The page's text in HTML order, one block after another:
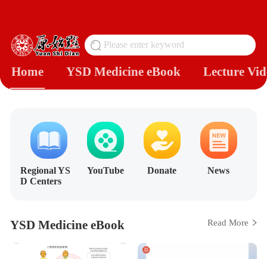
Please enter keyword
Home YSD Medicine eBook Lecture
Regional YS
D Centers
YouTube Donate News
YSD Medicine eBook Read More